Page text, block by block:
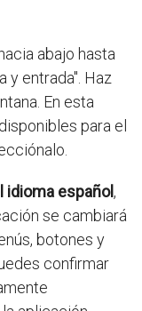
abajo hasta
y entrada". Haz
En esta
para el
idioma español,
se cambiará
botones y
confirmar